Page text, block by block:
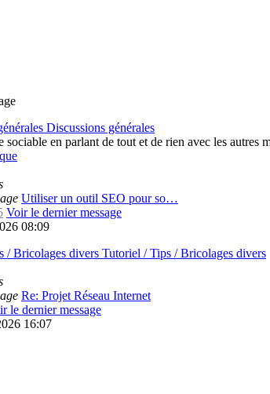
Discussions générales
sociable en parlant de tout et de rien avec les autres
Utiliser un outil SEO pour so…
Voir le dernier message
08:09
/ Bricolages divers Tutoriel / Tips / Bricolages divers
Re: Projet Réseau Internet
le dernier message
16:07